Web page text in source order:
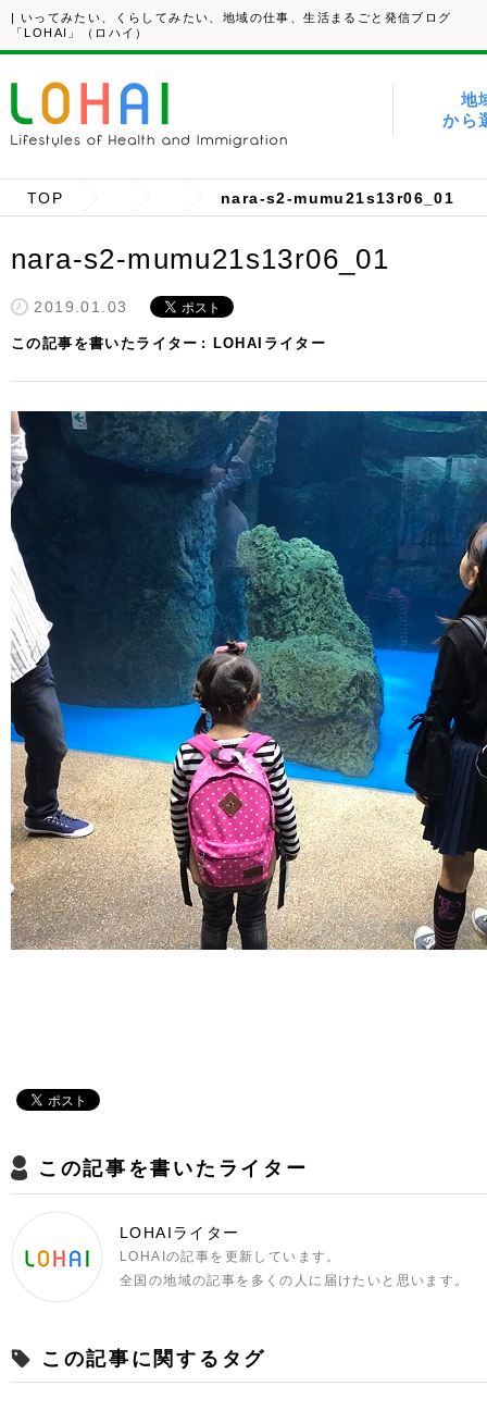
| いってみたい、くらしてみたい、地域の仕事、生活まるごと発信ブログ
「LOHAI」（ロハイ）
地
から
TOP nara-s2-mumu21s13r06_01
nara-s2-mumu21s13r06_01
2019.01.03
この記事を書いたライター LOHAIライター
この記事を書いたライター
LOHAIライター
LOHAIの記事を更新しています。
全国の地域の記事を多くの人に届けたいと思います。
この記事に関するタグ